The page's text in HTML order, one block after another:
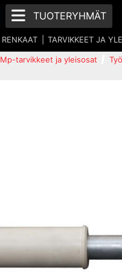
TUOTERYHMÄT
RENKAAT TARVIKKEET JA
Mp-tarvikkeet ja yleisosat